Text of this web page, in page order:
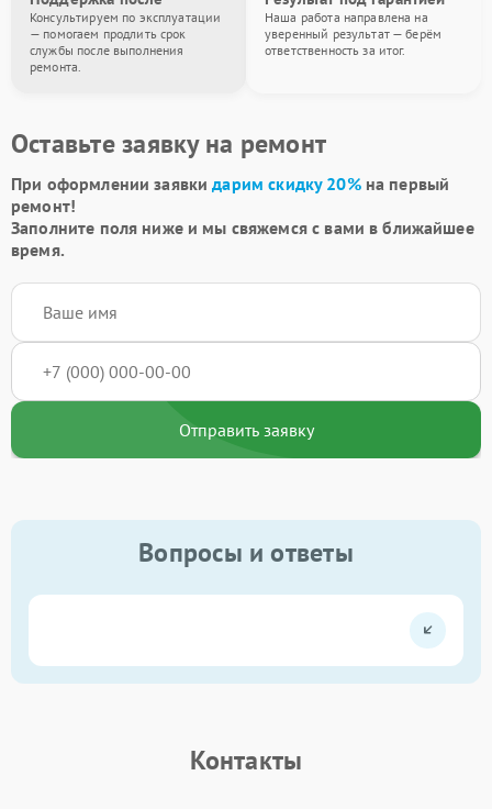
Консультируем по эксплуатации
— помогаем продлить срок
службы после выполнения
ремонта.
Наша работа направлена на
уверенный результат — берём
ответственность за итог.
Оставьте заявку на ремонт
При оформлении заявкидарим скидку 20%на первый
ремонт!
Заполните поля ниже и мы свяжемся с вами в ближайшее
время.
Отправить заявку
Вопросы и ответы
Контакты